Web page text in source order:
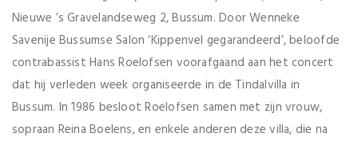
Nieuwe ’s Gravelandseweg 2, Bussum. Door Wenneke
Savenije Bussumse Salon ‘Kippenvel gegarandeerd’, beloofde
contrabassist Hans Roelofsen voorafgaand aan het concert
dat hij verleden week organiseerde in de Tindalvilla in
Bussum. In 1986 besloot Roelofsen samen met zijn vrouw,
sopraan Reina Boelens, en enkele anderen deze villa, die na